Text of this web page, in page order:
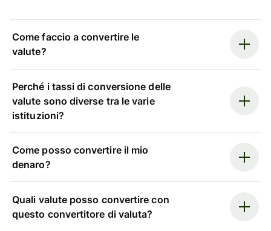
Come faccio a convertire le
valute?
Perché i tassi di conversione delle
valute sono diverse tra le varie
istituzioni?
Come posso convertire il mio
denaro?
Quali valute posso convertire con
questo convertitore di valuta?